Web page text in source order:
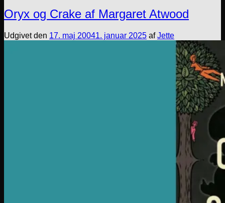
Oryx og Crake af Margaret Atwood
Udgivet den 17. maj 20041. januar 2025 afJette